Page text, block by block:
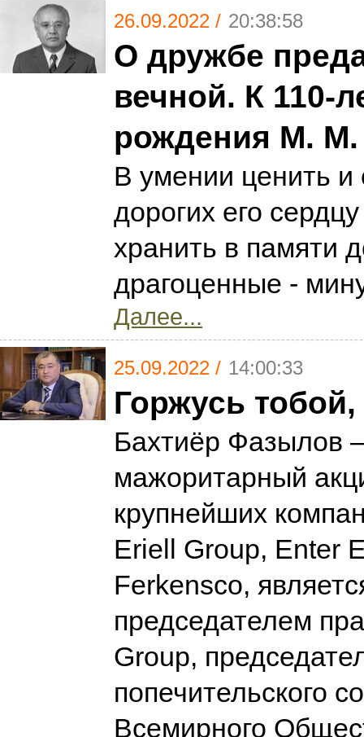
26.09.2022 / 20:38:58
О дружбе
вечной. К 110-
рождения М. М.
В умении ценить и
дорогих его
хранить в памяти
драгоценные -
Далее...
25.09.2022 / 14:00:33
Горжусь
Бахтиёр Фазылов
мажоритарный
крупнейших
Eriell Group, Enter
Ferkensco,
председателем
Group,
попечительского
Всемирного